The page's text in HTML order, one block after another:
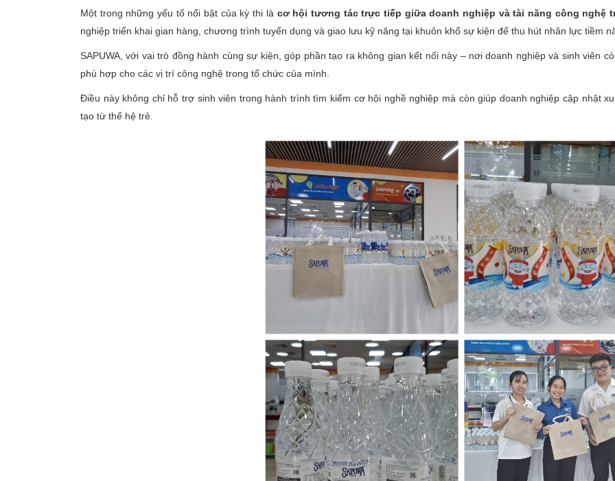
Một trong những yếu tố nổi bật của kỳ thi là cơ hội tương tác trực tiếp giữa doanh nghiệp và tài năng công nghệ
nghiệp triển khai gian hàng, chương trình tuyển dụng và giao lưu kỹ năng tại khuôn khổ sự kiện để thu hút nhân lực tiềm
SAPUWA, với vai trò đồng hành cùng sự kiện, góp phần tạo ra không gian kết nối này – nơi doanh nghiệp và sinh viên
phù hợp cho các vị trí công nghệ trong tổ chức của mình.
Điều này không chỉ hỗ trợ sinh viên trong hành trình tìm kiếm cơ hội nghề nghiệp mà còn giúp doanh nghiệp cập nhật
tạo từ thế hệ trẻ.